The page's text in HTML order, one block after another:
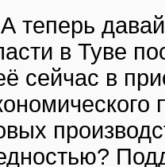
А теперь
в Туве
сейчас в